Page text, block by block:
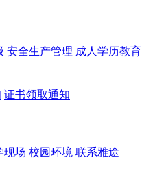
安全生产管理 成人学历教育
证书领取通知
现场 校园环境 联系雅途